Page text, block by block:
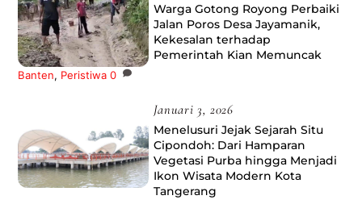
Warga Gotong Royong Perbaiki
Jalan Poros Desa Jayamanik,
Kekesalan terhadap
Pemerintah Kian Memuncak
Banten, Peristiwa 0
Januari 3, 2026
Menelusuri Jejak Sejarah Situ
Cipondoh: Dari Hamparan
Vegetasi Purba hingga Menjadi
Ikon Wisata Modern Kota
Tangerang